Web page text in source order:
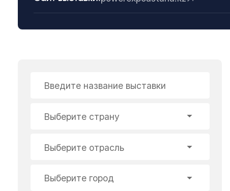
Введите название выставки
Выберите страну
Выберите отрасль
Выберите город